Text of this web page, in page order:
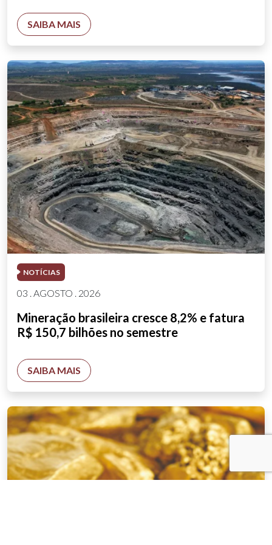
SAIBA MAIS
NOTÍCIAS
03 . AGOSTO . 2026
Mineração brasileira cresce 8,2% e fatura
R$ 150,7 bilhões no semestre
SAIBA MAIS